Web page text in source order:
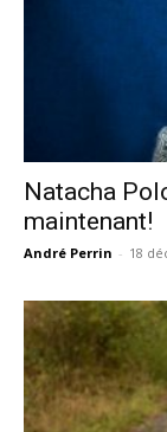
Natacha
maintenant!
André Perrin - 18